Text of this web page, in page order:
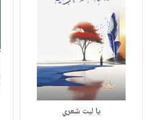
يا ليت شعري